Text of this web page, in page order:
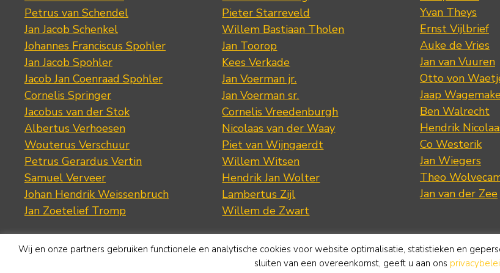
Petrus van Schendel
Jan Jacob Schenkel
Johannes Franciscus Spohler
Jan Jacob Spohler
Jacob Jan Coenraad Spohler
Cornelis Springer
Jacobus van der Stok
Albertus Verhoesen
Wouterus Verschuur
Petrus Gerardus Vertin
Samuel Verveer
Johan Hendrik Weissenbruch
Jan Zoetelief Tromp
Pieter Starreveld
Willem Bastiaan Tholen
Jan Toorop
Kees Verkade
Jan Voerman jr.
Jan Voerman sr.
Cornelis Vreedenburgh
Nicolaas van der Waay
Piet van Wijngaerdt
Willem Witsen
Hendrik Jan Wolter
Lambertus Zijl
Willem de Zwart
Yvan Theys
Ernst Vijlbrief
Auke de Vries
Jan van Vuuren
Otto von
Jaap
Ben Walrecht
Hendrik
Co Westerik
Jan Wiegers
Theo
Jan van der Zee
Wij en onze partners gebruiken functionele en analytische cookies voor website optimalisatie, statistieken en
sluiten van een overeenkomst, geeft u aan ons